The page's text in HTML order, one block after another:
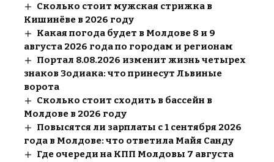
Сколько стоит мужская стрижка в
Кишинёве в 2026 году
Какая погода будет в Молдове 8 и 9
августа 2026 года по городам и регионам
Портал 8.08.2026 изменит жизнь четырех
знаков Зодиака: что принесут Львиные
ворота
Сколько стоит сходить в бассейн в
Молдове в 2026 году
Повысятся ли зарплаты с 1 сентября 2026
года в Молдове: что ответила Майя Санду
Где очереди на КПП Молдовы 7 августа